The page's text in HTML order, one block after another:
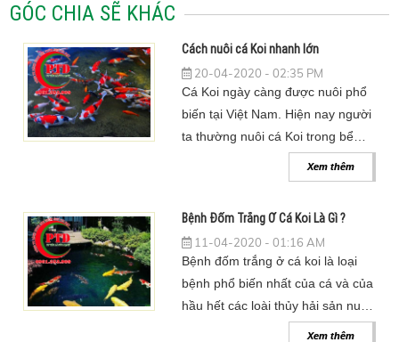
GÓC CHIA SẼ KHÁC
Cách nuôi cá Koi nhanh lớn
20-04-2020 - 02:35 PM
Cá Koi ngày càng được nuôi phổ
biến tại Việt Nam. Hiện nay người
ta thường nuôi cá Koi trong bể
các công trình để tạo cảnh quan.
Xem thêm
Bệnh Đốm Trắng Ở Cá Koi Là Gì ?
11-04-2020 - 01:16 AM
Bệnh đốm trắng ở cá koi là loại
bệnh phổ biến nhất của cá và của
hầu hết các loài thủy hải sản nuôi
Xem thêm